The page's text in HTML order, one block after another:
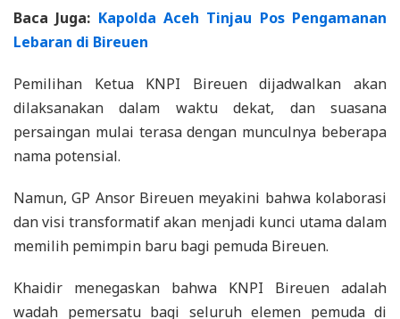
Baca Juga: Kapolda Aceh Tinjau Pos Pengamanan
Lebaran di Bireuen
Pemilihan Ketua KNPI Bireuen dijadwalkan akan
dilaksanakan dalam waktu dekat, dan suasana
persaingan mulai terasa dengan munculnya beberapa
nama potensial.
Namun, GP Ansor Bireuen meyakini bahwa kolaborasi
dan visi transformatif akan menjadi kunci utama dalam
memilih pemimpin baru bagi pemuda Bireuen.
Khaidir menegaskan bahwa KNPI Bireuen adalah
wadah pemersatu bagi seluruh elemen pemuda di